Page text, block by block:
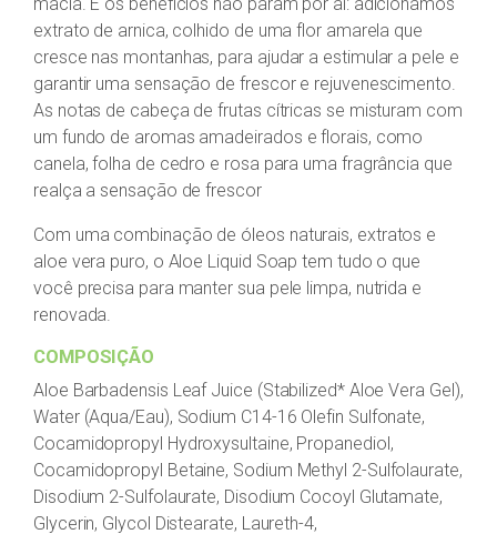
extrato de arnica, colhido de uma flor amarela que
cresce nas montanhas, para ajudar a estimular a pele e
garantir uma sensação de frescor e rejuvenescimento.
As notas de cabeça de frutas cítricas se misturam com
um fundo de aromas amadeirados e florais, como
canela, folha de cedro e rosa para uma fragrância que
realça a sensação de frescor
Com uma combinação de óleos naturais, extratos e
aloe vera puro, o Aloe Liquid Soap tem tudo o que
você precisa para manter sua pele limpa, nutrida e
renovada.
COMPOSIÇÃO
Aloe Barbadensis Leaf Juice (Stabilized* Aloe Vera Gel),
Water (Aqua/Eau), Sodium C14-16 Olefin Sulfonate,
Cocamidopropyl Hydroxysultaine, Propanediol,
Cocamidopropyl Betaine, Sodium Methyl 2-Sulfolaurate,
Disodium 2-Sulfolaurate, Disodium Cocoyl Glutamate,
Glycerin, Glycol Distearate, Laureth-4,